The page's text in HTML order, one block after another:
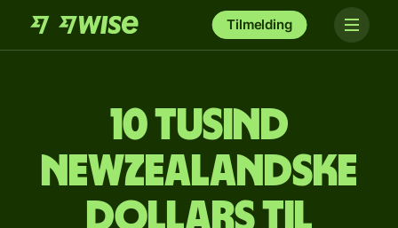
Tilmelding
10 tusind
newzealandske
dollars til